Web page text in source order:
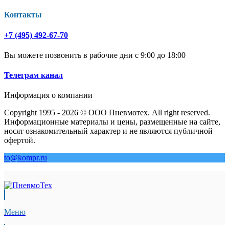
Контакты
+7 (495) 492-67-70
Вы можете позвонить в рабочие дни с 9:00 до 18:00
Телеграм канал
Информация о компании
Copyright 1995 - 2026 © ООО Пневмотех. All right reserved.
Информационные материалы и цены, размещенные на сайте,
носят ознакомительный характер и не являются публичной
офертой.
to@kompr.ru
Меню